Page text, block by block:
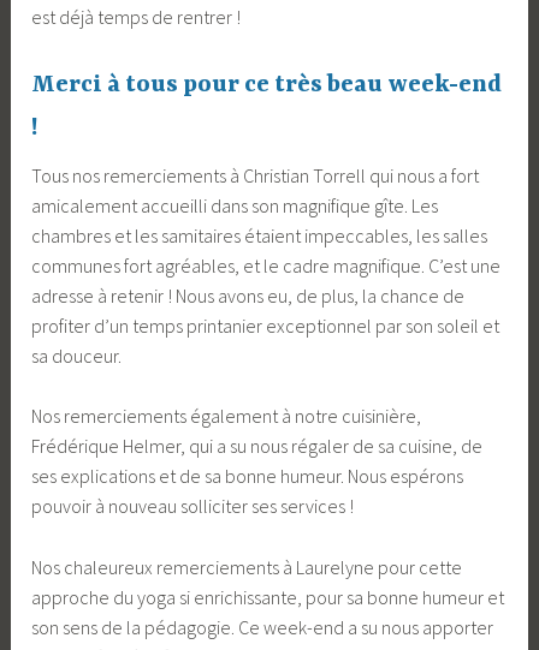
est déjà temps de rentrer !
Merci à tous pour ce très beau week-end
!
Tous nos remerciements à Christian Torrell qui nous a fort
amicalement accueilli dans son magnifique gîte. Les
chambres et les samitaires étaient impeccables, les salles
communes fort agréables, et le cadre magnifique. C’est une
adresse à retenir ! Nous avons eu, de plus, la chance de
profiter d’un temps printanier exceptionnel par son soleil et
sa douceur.
Nos remerciements également à notre cuisinière,
Frédérique Helmer, qui a su nous régaler de sa cuisine, de
ses explications et de sa bonne humeur. Nous espérons
pouvoir à nouveau solliciter ses services !
Nos chaleureux remerciements à Laurelyne pour cette
approche du yoga si enrichissante, pour sa bonne humeur et
son sens de la pédagogie. Ce week-end a su nous apporter